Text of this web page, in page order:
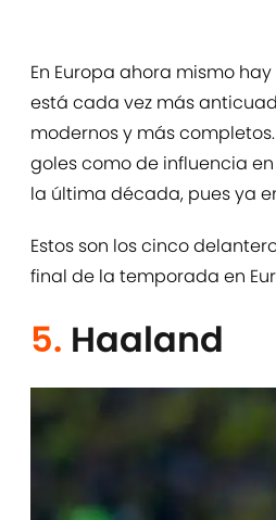
En Europa ahora mismo
está cada vez más
modernos y más
goles como de influencia
la última década, pues ya
Estos son los cinco
final de la temporada en
5. Haaland